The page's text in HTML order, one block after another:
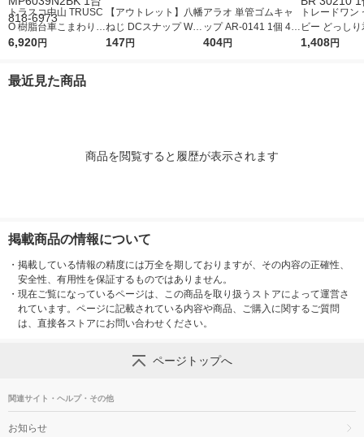
トラスコ中山 TRUSC
O 樹脂台車こまわり君
省音G車輪600X390
6,920円
【アウトレット】八幡
ねじ DCスナップ WO
型 SLー10 1袋
147円
アラオ 単管ゴムキャ
ップ AR-0141 1個 48
9-7544（直送品）
404円
トレードワン
ビー どっし
22cm 幅ワイ
1,408円
最近見た商品
商品を閲覧すると履歴が表示されます
掲載商品の情報について
・ 掲載している情報の精度には万全を期しておりますが、その内容の正確性、
安全性、有用性を保証するものではありません。
・ 現在ご覧になっているページは、この商品を取り扱うストアによって運営さ
れています。ページに記載されている内容や商品、ご購入に関するご質問
は、直接各ストアにお問い合わせください。
ページトップへ
関連サイト・ヘルプ・その他
お知らせ